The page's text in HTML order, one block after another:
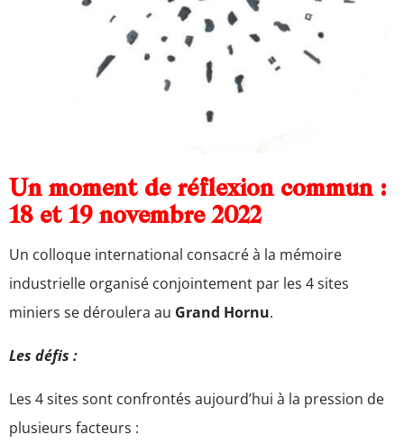
Un moment de réflexion commun :
18 et 19 novembre 2022
Un colloque international consacré à la mémoire
industrielle organisé conjointement par les 4 sites
miniers se déroulera au Grand Hornu.
Les défis :
Les 4 sites sont confrontés aujourd’hui à la pression de
plusieurs facteurs :